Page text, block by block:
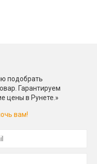
подобрать
Гарантируем
цены в Рунете.»
вам!